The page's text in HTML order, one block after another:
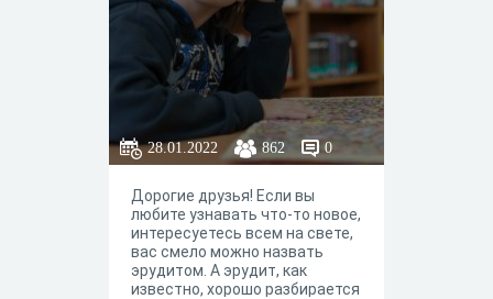
28.01.2022 862 0
Дорогие друзья! Если вы
любите узнавать что-то новое,
интересуетесь всем на свете,
вас смело можно назвать
эрудитом. А эрудит, как
известно, хорошо разбирается